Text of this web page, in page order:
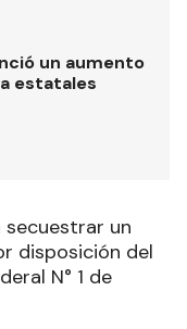
un aumento
estatales
un
disposición del
N° 1 de